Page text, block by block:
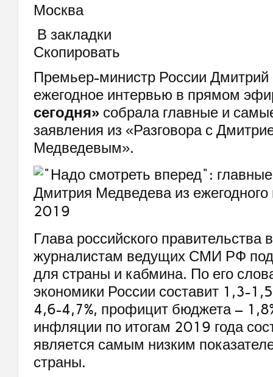
Москва
В закладки
Скопировать
Премьер-министр России
ежегодное интервью в прямом
сегодня»собрала главные и
заявления из «Разговора с
Медведевым».
Глава российского правительства
журналистам ведущих СМИ РФ
для страны и кабмина. По его
экономики России составит 1,3-
4,6-4,7%, профицит бюджета –
инфляции по итогам 2019 года
является самым низким
страны.